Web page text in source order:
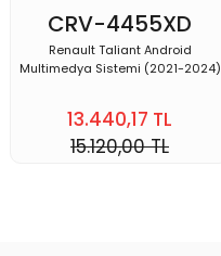
CRV-4455XD
Renault Taliant Android
Multimedya Sistemi (2021-2024)
13.440,17 TL
15.120,00 TL